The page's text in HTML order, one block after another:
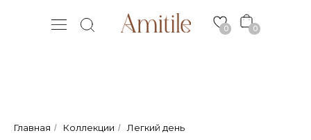
0
0
Главная / Коллекции / Легкий день